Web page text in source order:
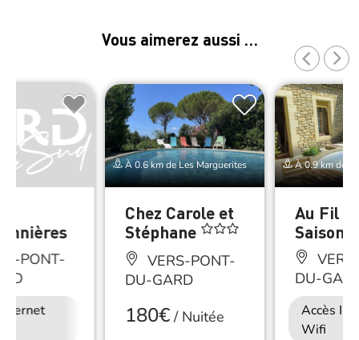
Vous aimerez aussi …
PONT-
À 0.6 km de Les Marguerites
Chez Carole et
Stéphane
VERS-PONT-
DU-GARD
180€/Nuitée
À 0.9 km de
Au Fil
Saisons
DU-
Accès
Wifi